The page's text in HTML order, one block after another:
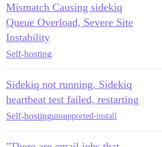
Mismatch Causing sidekiq
Queue Overload, Severe Site
Instability
Self-hosting
Sidekiq not running. Sidekiq
heartbeat test failed, restarting
Self-hostingunsupported-install